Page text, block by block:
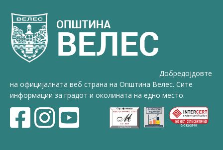
Добредојдовте
на официјалната веб страна на Општина Велес. Сите
информации за градот и околината на едно место.